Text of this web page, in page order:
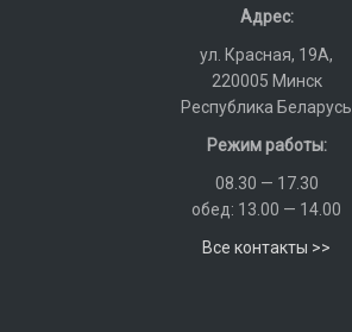
Адрес:
ул. Красная, 19А,
220005 Минск
Республика Беларусь
Режим работы:
08.30 — 17.30
обед: 13.00 — 14.00
Все контакты >>